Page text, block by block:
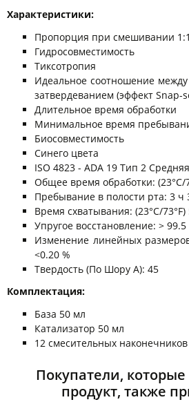
Характеристики:
Пропорция при смешивании 1:1
Гидросовместимость
Тиксотропия
Идеальное соотношение
затвердеванием (эффект Snap-
Длительное время обработки
Минимальное время
Биосовместимость
Синего цвета
ISO 4823 - ADA 19 Тип 2
Общее время обработки:
Пребывание в полости рта: 3 ч
Время схватывания: (23°C/
Упругое восстановление: > 99.5
Изменение линейных
<0.20 %
Твердость (По Шору А): 45
Комплектация:
База 50 мл
Катализатор 50 мл
12 смесительных наконечников
Покупатели, которые
продукт, также